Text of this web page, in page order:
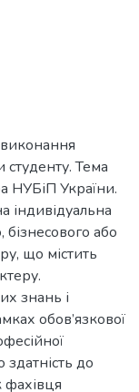
студенту. Тема
НУБіП України.
індивідуальна
бізнесового або
що містить
знань і
обов’язкової
здатність до
фахівця